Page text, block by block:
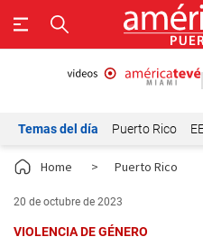
Temas del día Puerto Rico
Home > Puerto Rico
20 de octubre de 2023
VIOLENCIA DE GÉNERO